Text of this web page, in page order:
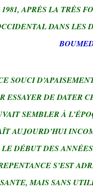
1981, APRÈS LA TRÈS
DANS LES
SOUCI
ESSAYER DE DATER
SEMBLER À
AUJOURD’HUI
LE DÉBUT DES
S’EST
MAIS SANS